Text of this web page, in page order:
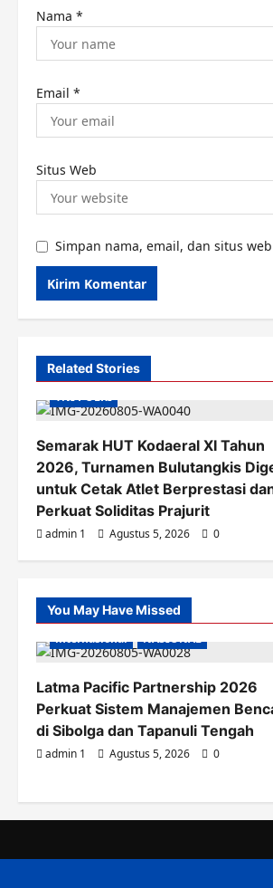
Nama *
Email *
Situs Web
Simpan nama, email, dan situs
Related Stories
TNI POLRI
Semarak HUT Kodaeral XI Tahun
2026, Turnamen Bulutangkis
untuk Cetak Atlet Berprestasi
Perkuat Soliditas Prajurit
admin 1 Agustus 5, 2026 0
You May Have Missed
internasional
NASIONAL
Latma Pacific Partnership 2026
Perkuat Sistem Manajemen
di Sibolga dan Tapanuli Tengah
admin 1 Agustus 5, 2026 0